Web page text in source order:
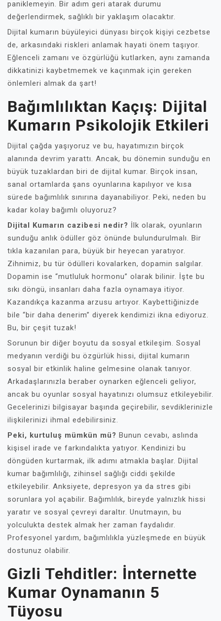
paniklemeyin. Bir adım geri atarak durumu
değerlendirmek, sağlıklı bir yaklaşım olacaktır.
Dijital kumarın büyüleyici dünyası birçok kişiyi cezbetse
de, arkasındaki riskleri anlamak hayati önem taşıyor.
Eğlenceli zamanı ve özgürlüğü kutlarken, aynı zamanda
dikkatinizi kaybetmemek ve kaçınmak için gereken
önlemleri almak da şart!
Bağımlılıktan Kaçış: Dijital
Kumarın Psikolojik Etkileri
Dijital çağda yaşıyoruz ve bu, hayatımızın birçok
alanında devrim yarattı. Ancak, bu dönemin sunduğu en
büyük tuzaklardan biri de dijital kumar. Birçok insan,
sanal ortamlarda şans oyunlarına kapılıyor ve kısa
sürede bağımlılık sınırına dayanabiliyor. Peki, neden bu
kadar kolay bağımlı oluyoruz?
Dijital Kumarın cazibesi nedir? İlk olarak, oyunların
sunduğu anlık ödüller göz önünde bulundurulmalı. Bir
tıkla kazanılan para, büyük bir heyecan yaratıyor.
Zihnimiz, bu tür ödülleri kovalarken, dopamin salgılar.
Dopamin ise “mutluluk hormonu” olarak bilinir. İşte bu
sıkı döngü, insanları daha fazla oynamaya itiyor.
Kazandıkça kazanma arzusu artıyor. Kaybettiğinizde
bile “bir daha denerim” diyerek kendimizi ikna ediyoruz.
Bu, bir çeşit tuzak!
Sorunun bir diğer boyutu da sosyal etkileşim. Sosyal
medyanın verdiği bu özgürlük hissi, dijital kumarın
sosyal bir etkinlik haline gelmesine olanak tanıyor.
Arkadaşlarınızla beraber oynarken eğlenceli geliyor,
ancak bu oyunlar sosyal hayatınızı olumsuz etkileyebilir.
Gecelerinizi bilgisayar başında geçirebilir, sevdiklerinizle
ilişkilerinizi ihmal edebilirsiniz.
Peki, kurtuluş mümkün mü? Bunun cevabı, aslında
kişisel irade ve farkındalıkta yatıyor. Kendinizi bu
döngüden kurtarmak, ilk adımı atmakla başlar. Dijital
kumar bağımlılığı, zihinsel sağlığı ciddi şekilde
etkileyebilir. Anksiyete, depresyon ya da stres gibi
sorunlara yol açabilir. Bağımlılık, bireyde yalnızlık hissi
yaratır ve sosyal çevreyi daraltır. Unutmayın, bu
yolculukta destek almak her zaman faydalıdır.
Profesyonel yardım, bağımlılıkla yüzleşmede en büyük
dostunuz olabilir.
Gizli Tehditler: İnternette
Kumar Oynamanın 5
Tüyosu